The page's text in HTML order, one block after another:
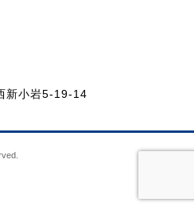
新小岩5-19-14